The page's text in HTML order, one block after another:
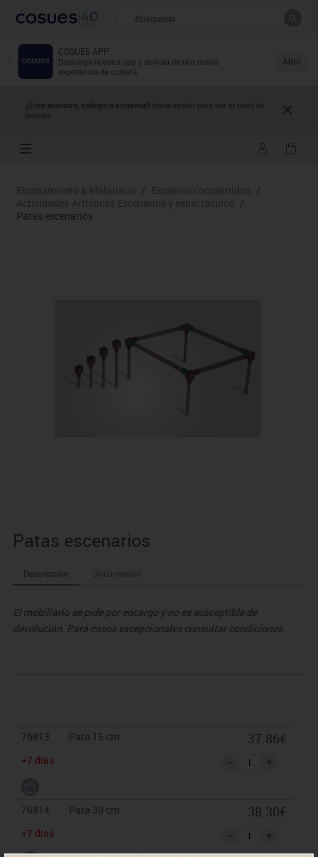
COSUES APP
Descarga nuestra app y disfruta de una nueva
experiencia de compra.
Abrir
¿Eres maestro, colegio o empresa? Inicia sesión para ver tu tarifa de
precios.
Resultados de la búsqueda
Equipamiento & Mobiliario / Espacios compartidos /
Actividades·Artísticas Escenarios y espectáculos /
Patas escenarios
Patas escenarios
Descripción Documentos
El mobiliario se pide por encargo y no es susceptible de
devolución. Para casos excepcionales consultar condiciones.
76813
Pata 15 cm
+7 días
37.86€
76814
Pata 30 cm
+7 días
38.30€